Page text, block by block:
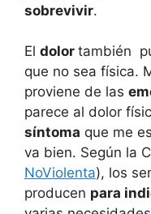
sobrevivir.
El dolor también
que no sea física.
proviene de las
parece al dolor
síntoma que me
va bien. Según la
NoViolenta), los
producen para